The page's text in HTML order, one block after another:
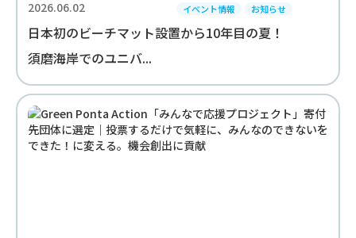
2026.06.02 イベント情報 お知らせ
日本初のビーチマット設置から10年目の夏！
須磨海岸でのユニバ...